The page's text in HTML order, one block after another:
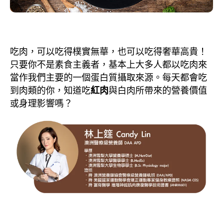
吃肉，可以吃得樸實無華，也可以吃得奢華高貴！
只要你不是素食主義者，基本上大多人都以吃肉來
當作我們主要的一個蛋白質攝取來源。每天都會吃
到肉類的你，知道吃紅肉與白肉所帶來的營養價值
或身理影響嗎？